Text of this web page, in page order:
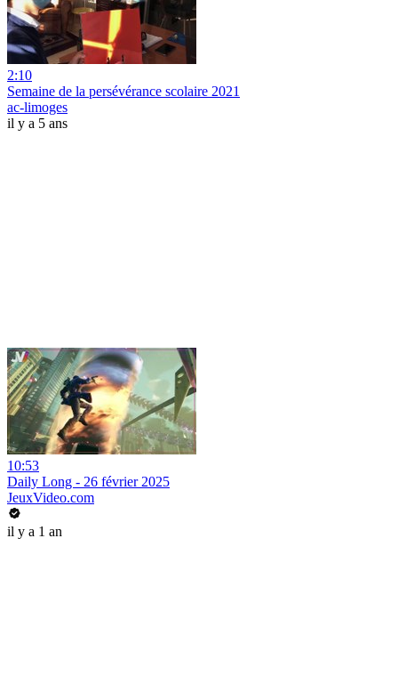
2:10
Semaine de la persévérance scolaire 2021
ac-limoges
il y a 5 ans
10:53
Daily Long - 26 février 2025
JeuxVideo.com
il y a 1 an